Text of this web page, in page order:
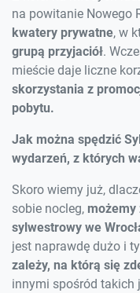
na powitanie Nowego
kwatery prywatne, w
grupą przyjaciół.
mieście daje liczne
skorzystania z
pobytu.
Jak można spędzić
wydarzeń, z których
Skoro wiemy już,
sobie nocleg, możemy
sylwestrowy we
jest naprawdę dużo i
zależy, na którą się
innymi spośród takich